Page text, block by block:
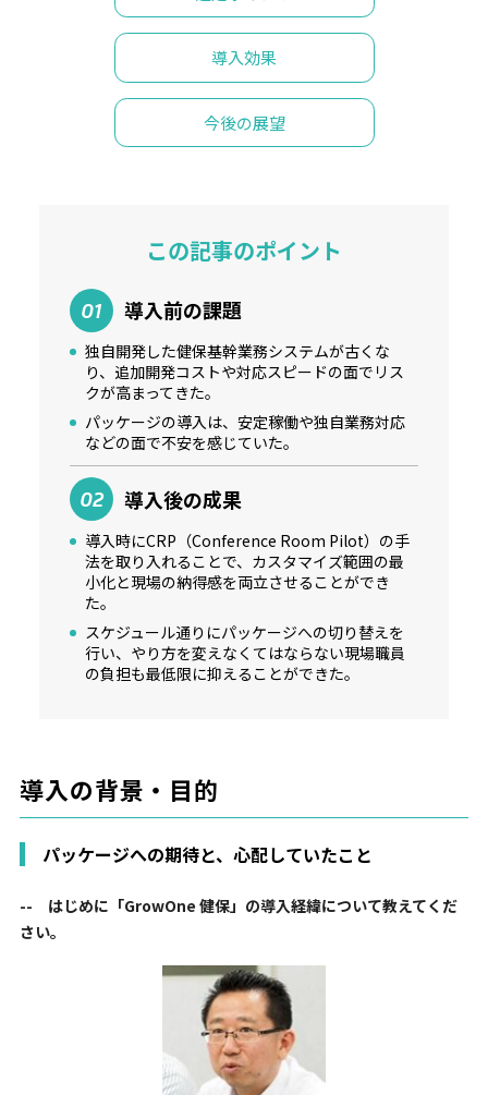
導入効果
今後の展望
この記事のポイント
01 導入前の課題
独自開発した健保基幹業務システムが古くな
り、追加開発コストや対応スピードの面でリス
クが高まってきた。
パッケージの導入は、安定稼働や独自業務対応
などの面で不安を感じていた。
02 導入後の成果
導入時にCRP（Conference Room Pilot）の手
法を取り入れることで、カスタマイズ範囲の最
小化と現場の納得感を両立させることができ
た。
スケジュール通りにパッケージへの切り替えを
行い、やり方を変えなくてはならない現場職員
の負担も最低限に抑えることができた。
導入の背景・目的
パッケージへの期待と、心配していたこと
-- はじめに「GrowOne 健保」の導入経緯について教えてくだ
さい。